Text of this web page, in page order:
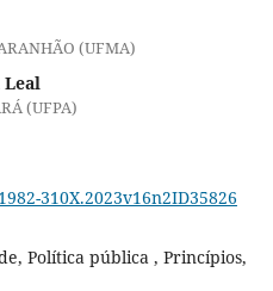
(UFMA)
Leal
(UFPA)
310X.2023v16n2ID35826
Política pública , Princípios,